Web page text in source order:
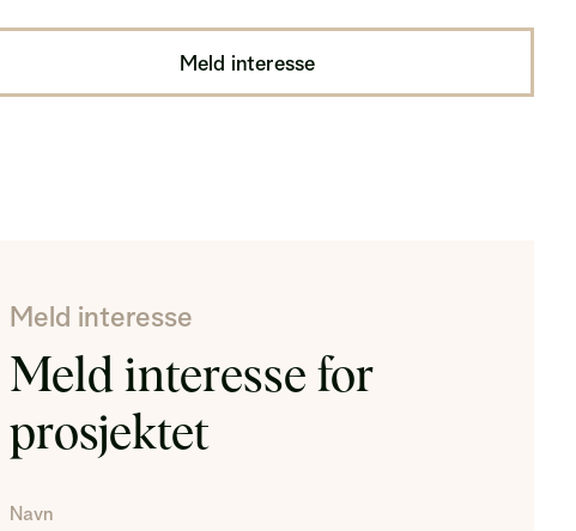
i) pluss eksternt areal (BRA-e)
BRA-i
Meld interesse
Meld interesse
Meld interesse for
prosjektet
Navn